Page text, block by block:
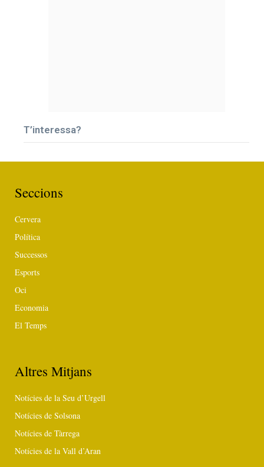
T’interessa?
Seccions
Cervera
Política
Successos
Esports
Oci
Economia
El Temps
Altres Mitjans
Notícies de la Seu d’Urgell
Notícies de Solsona
Notícies de Tàrrega
Notícies de la Vall d’Aran